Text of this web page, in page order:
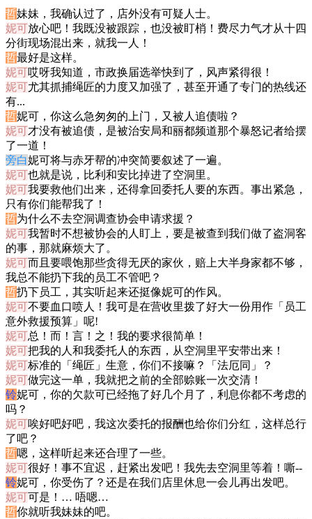
哲妹妹，我确认过了，店外没有可疑人士。
妮可放心吧！我既没被跟踪，也没被盯梢！费尽力气才从十四
分街现场混出来，就我一人！
哲最好是这样。
妮可哎呀我知道，市政换届选举快到了，风声紧得很！
妮可尤其抓捕绳匠的力度又加强了，甚至开通了专门的热线还
有...
哲妮可，你这么急匆匆的上门，又被人追债啦？
妮可才没有被追债，是被治安局和丽都频道那个暴怒记者给摆
了一道！
旁白妮可将与赤牙帮的冲突简要叙述了一遍。
妮可也就是说，比利和安比掉进了空洞里。
妮可我要救他们出来，还得拿回委托人要的东西。事出紧急，
只有你们能帮我了！
哲为什么不去空洞调查协会申请求援？
妮可我暂时不想被协会的人盯上，要是被查到我们做了盗洞客
的事，那就麻烦大了。
妮可而且要喂饱那些贪得无厌的家伙，赔上大半身家都不够，
我总不能扔下我的员工不管吧？
哲扔下员工，其实听起来还挺像妮可的作风。
妮可不要血口喷人！我可是在营收里拨了好大一份用作「员工
意外救援预算」呢!
妮可总！而！言！之！我的要求很简单！
妮可把我的人和我委托人的东西，从空洞里平安带出来！
妮可标准的「绳匠」生意，你们不接嘛？「法厄同」？
妮可做完这一单，我就把之前的全部赊账一次交清！
铃妮可，你的欠款可已经拖了好几个月了，利息你都不考虑的
吗？
妮可唉好吧好吧，我这次委托的报酬也给你们分红，这样总行
了吧？
哲嗯，这样听起来还合理了一些。
妮可很好！事不宜迟，赶紧出发吧！我先去空洞里等着！嘶--
铃妮可，你受伤了？还是在我们店里休息一会儿再出发吧。
妮可可是！… 唔嗯…
哲你就听我妹妹的吧。